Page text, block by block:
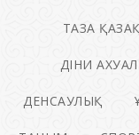
ТАЗА
ДІНИ АХУАЛ
ДЕНСАУЛЫҚ